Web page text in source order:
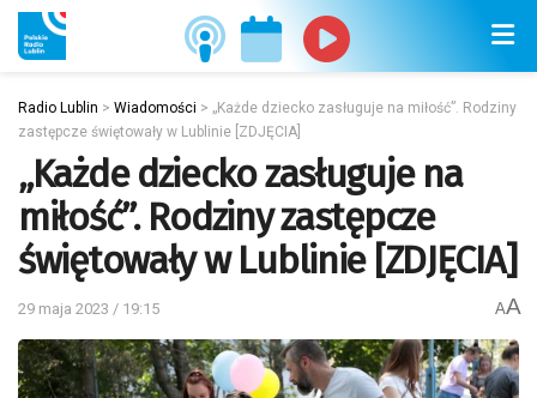
Radio Lublin > Wiadomości > „Każde dziecko zasługuje na miłość”. Rodziny
zastępcze świętowały w Lublinie [ZDJĘCIA]
„Każde dziecko zasługuje na
miłość”. Rodziny zastępcze
świętowały w Lublinie [ZDJĘCIA]
29 maja 2023 / 19:15 AA